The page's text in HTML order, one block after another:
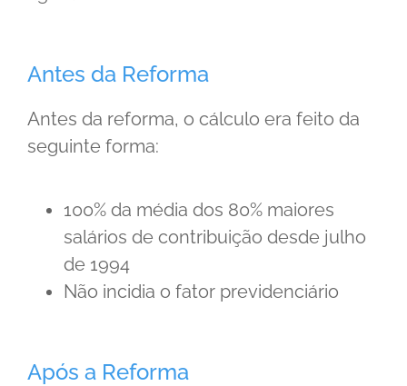
Antes da Reforma
Antes da reforma, o cálculo era feito da
seguinte forma:
100% da média dos 80% maiores
salários de contribuição desde julho
de 1994
Não incidia o fator previdenciário
Após a Reforma